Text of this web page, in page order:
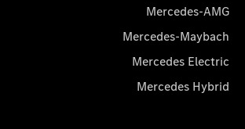
Mercedes-AMG
Mercedes-Maybach
Mercedes Electric
Mercedes Hybrid